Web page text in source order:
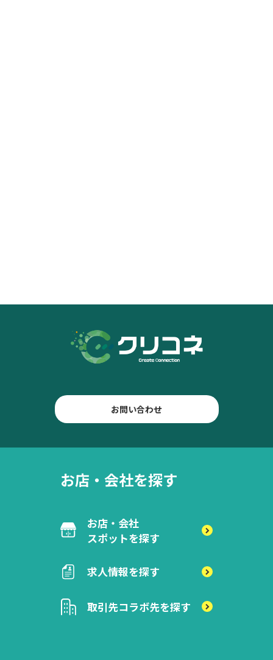
お問い合わせ
お店・会社を探す
お店・会社
スポットを探す
求人情報を探す
取引先コラボ先を探す